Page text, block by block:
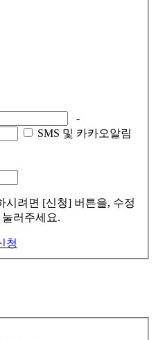
-
SMS 및 카카오알림
시려면 [신청] 버튼을, 수정
러주세요.
청